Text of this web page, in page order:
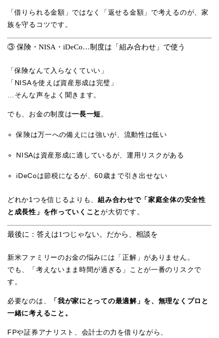
「借りられる金額」ではなく「返せる金額」で考えるのが、家
族を守るコツです。
③ 保険・NISA・iDeCo…制度は「組み合わせ」で使う
「保険なんて入らなくていい」
「NISAを使えば資産形成は完璧」
…そんな声をよく聞きます。
でも、お金の制度は一長一短。
保険は万一への備えには強いが、流動性は低い
NISAは資産形成に適しているが、運用リスクがある
iDeCoは節税になるが、60歳まで引き出せない
どれか1つを信じるよりも、組み合わせで「家庭全体の安全性
と成長性」を作っていくことが大切です。
最後に：答えは1つじゃない。だから、相談を
新米ファミリーのお金の悩みには「正解」がありません。
でも、「考えないまま時間が過ぎる」ことが一番のリスクで
す。
必要なのは、
「我が家にとっての最適解」を、無理なくプロと
一緒に考えること。
FPや証券アナリスト、会計士の力を借りながら、